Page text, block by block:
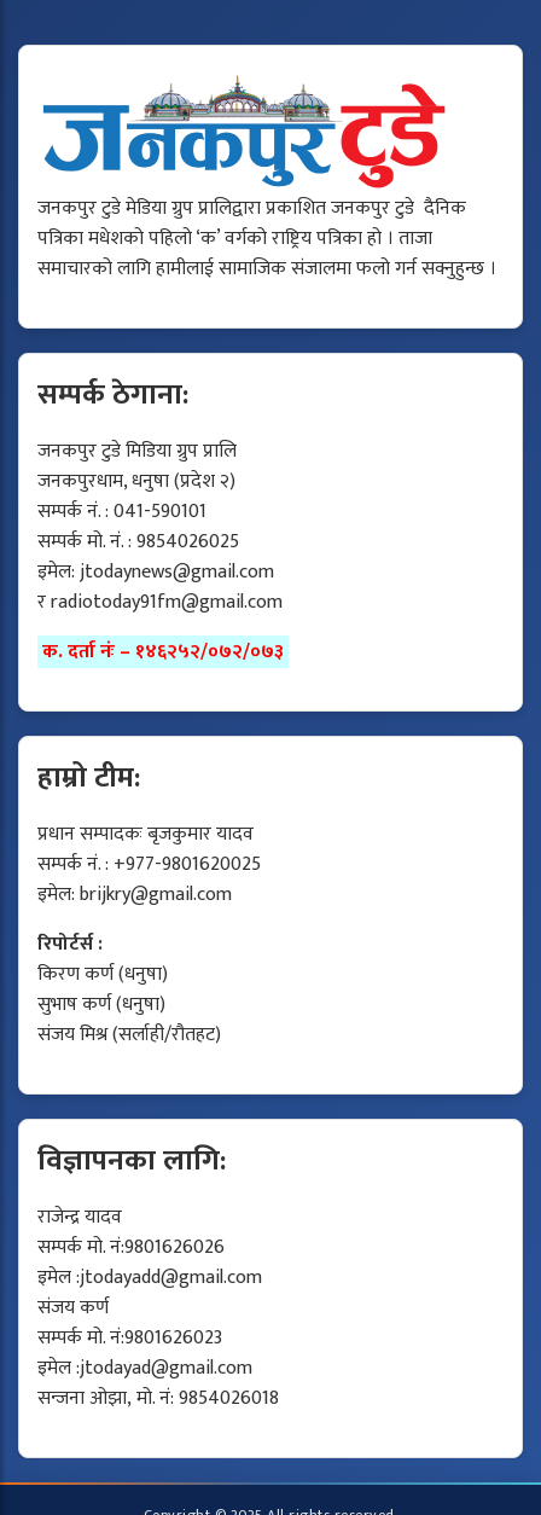
जनकपुर टुडे मेडिया ग्रुप प्रालिद्वारा प्रकाशित जनकपुर टुडे दैनिक
पत्रिका मधेशको पहिलो ‘क’ वर्गको राष्ट्रिय पत्रिका हो । ताजा
समाचारको लागि हामीलाई सामाजिक संजालमा फलो गर्न सक्नुहुन्छ ।
सम्पर्क ठेगाना:
जनकपुर टुडे मिडिया ग्रुप प्रालि
जनकपुरधाम, धनुषा (प्रदेश २)
सम्पर्क नं. : 041-590101
सम्पर्क मो. नं. : 9854026025
इमेल:jtodaynews@gmail.com
रradiotoday91fm@gmail.com
क. दर्ता नंः – १४६२५२/०७२/०७३
हाम्रो टीम:
प्रधान सम्पादकः बृजकुमार यादव
सम्पर्क नं. : +977-9801620025
इमेल:brijkry@gmail.com
रिपोर्टर्स :
किरण कर्ण (धनुषा)
सुभाष कर्ण (धनुषा)
संजय मिश्र (सर्लाही/रौतहट)
विज्ञापनका लागि:
राजेन्द्र यादव
सम्पर्क मो. नं:9801626026
इमेल :jtodayadd@gmail.com
संजय कर्ण
सम्पर्क मो. नं:9801626023
इमेल :jtodayad@gmail.com
सन्जना ओझा, मो. नं: 9854026018